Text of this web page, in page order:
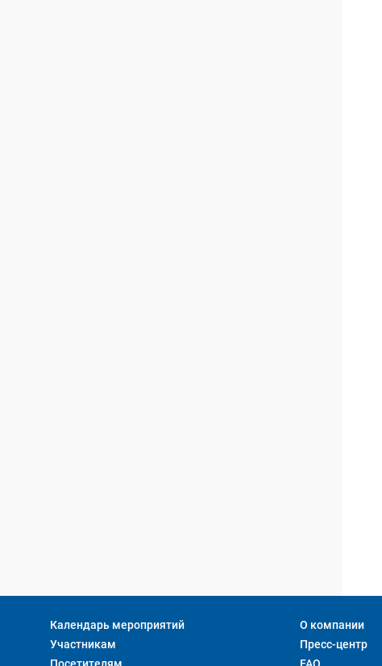
Календарь мероприятий
Участникам
О компании
Пресс-центр